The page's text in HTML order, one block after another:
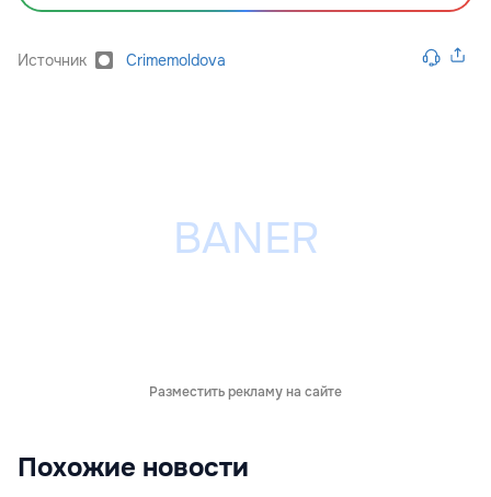
Источник Crimemoldova
Разместить рекламу на сайте
Похожие новости